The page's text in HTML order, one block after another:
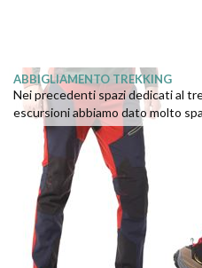
ABBIGLIAMENTO TREKKING
Nei precedenti spazi dedicati al
escursioni abbiamo dato molto